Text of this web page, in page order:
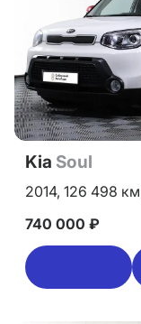
Kia Soul
2014, 126 498
740 000 ₽